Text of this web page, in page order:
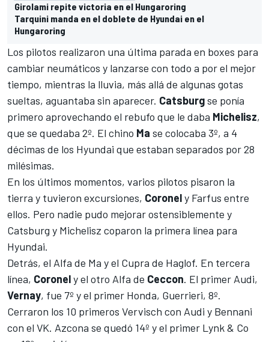
Girolami repite victoria en el Hungaroring
Tarquini manda en el doblete de Hyundai en el
Hungaroring
Los pilotos realizaron una última parada en boxes para
cambiar neumáticos y lanzarse con todo a por el mejor
tiempo, mientras la lluvia, más allá de algunas gotas
sueltas, aguantaba sin aparecer. Catsburgse ponía
primero aprovechando el rebufo que le daba Michelisz,
que se quedaba 2º. El chino Ma se colocaba 3º, a 4
décimas de los Hyundai que estaban separados por 28
milésimas.
En los últimos momentos, varios pilotos pisaron la
tierra y tuvieron excursiones, Coronely Farfus entre
ellos. Pero nadie pudo mejorar ostensiblemente y
Catsburg y Michelisz coparon la primera línea para
Hyundai.
Detrás, el Alfa de Ma y el Cupra de Haglof. En tercera
línea, Coronely el otro Alfa de Ceccon. El primer Audi,
Vernay, fue 7º y el primer Honda, Guerrieri, 8º.
Cerraron los 10 primeros Vervisch con Audi y Bennani
con el VK. Azcona se quedó 14º y el primer Lynk & Co